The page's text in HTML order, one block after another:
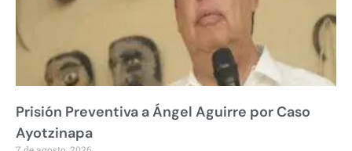
Prisión Preventiva a Ángel Aguirre por Caso
Ayotzinapa